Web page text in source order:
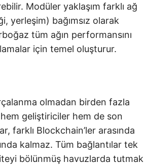
Modüler yaklaşım farklı ağ
yerleşim) bağımsız olarak
tüm ağın performansını
için temel oluşturur.
olmadan birden fazla
geliştiriciler hem de son
farklı Blockchain’ler arasında
kalmaz. Tüm bağlantılar tek
bölünmüş havuzlarda tutmak